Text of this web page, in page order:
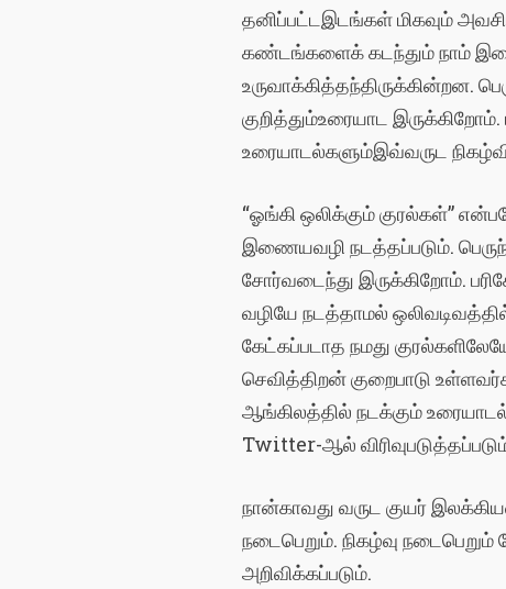
தனிப்பட்ட இடங்கள்மிகவும்
கண்டங்களைக்கடந்தும்நாம்
உருவாக்கித்தந்திருக்கின்றன.
குறித்தும்உரையாட இருக்கிறோம்.
உரையாடல்களும்இவ்வருட
“ஓங்கி ஒலிக்கும்குரல்கள்”
இணையவழி நடத்தப்படும்.
சோர்வடைந்து இருக்கிறோம்.
வழியே நடத்தாமல்
கேட்கப்படாத நமது
செவித்திறன்குறைபாடு
ஆங்கிலத்தில் நடக்கும்
Twitter-ஆல்
நான்காவது வருட குயர்
நடைபெறும்.நிகழ்வு நடைபெறும்
அறிவிக்கப்படும்.